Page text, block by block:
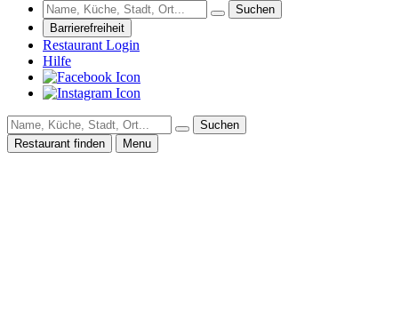
Suchen
Barrierefreiheit
Restaurant Login
Hilfe
Suchen
Restaurant finden
Menu